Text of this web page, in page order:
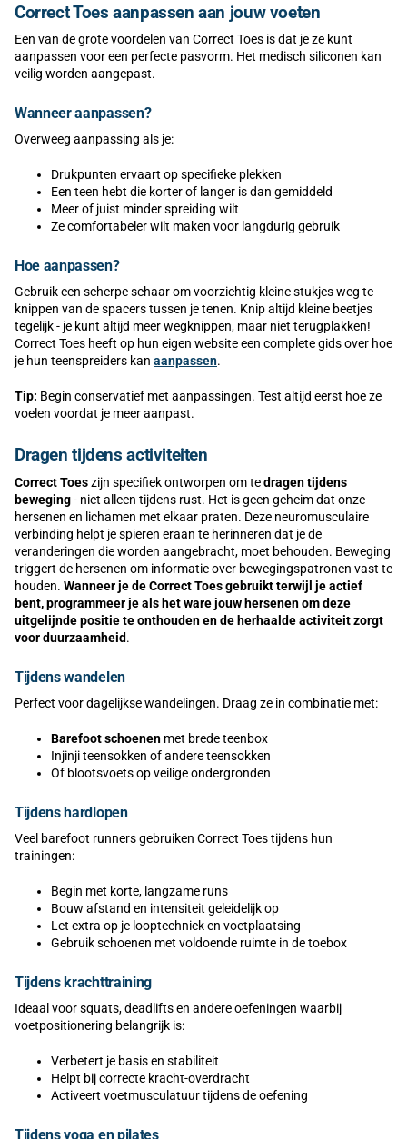
Correct Toes aanpassen aan jouw voeten
Een van de grote voordelen van Correct Toes is dat je ze kunt
aanpassen voor een perfecte pasvorm. Het medisch siliconen kan
veilig worden aangepast.
Wanneer aanpassen?
Overweeg aanpassing als je:
Drukpunten ervaart op specifieke plekken
Een teen hebt die korter of langer is dan gemiddeld
Meer of juist minder spreiding wilt
Ze comfortabeler wilt maken voor langdurig gebruik
Hoe aanpassen?
Gebruik een scherpe schaar om voorzichtig kleine stukjes weg te
knippen van de spacers tussen je tenen. Knip altijd kleine beetjes
tegelijk - je kunt altijd meer wegknippen, maar niet terugplakken!
Correct Toes heeft op hun eigen website een complete gids over hoe
je hun teenspreiders kan aanpassen.
Tip: Begin conservatief met aanpassingen. Test altijd eerst hoe ze
voelen voordat je meer aanpast.
Dragen tijdens activiteiten
Correct Toeszijn specifiek ontworpen om tedragen tijdens
beweging- niet alleen tijdens rust. Het is geen geheim dat onze
hersenen en lichamen met elkaar praten. Deze neuromusculaire
verbinding helpt je spieren eraan te herinneren dat je de
veranderingen die worden aangebracht, moet behouden. Beweging
triggert de hersenen om informatie over bewegingspatronen vast te
houden. Wanneer je de Correct Toes gebruikt terwijl je actief
bent, programmeer je als het ware jouw hersenen om deze
uitgelijnde positie te onthouden en de herhaalde activiteit zorgt
voor duurzaamheid.
Tijdens wandelen
Perfect voor dagelijkse wandelingen. Draag ze in combinatie met:
Barefoot schoenen met brede teenbox
Injinji teensokken of andere teensokken
Of blootsvoets op veilige ondergronden
Tijdens hardlopen
Veel barefoot runners gebruiken Correct Toes tijdens hun
trainingen:
Begin met korte, langzame runs
Bouw afstand en intensiteit geleidelijk op
Let extra op je looptechniek en voetplaatsing
Gebruik schoenen met voldoende ruimte in de toebox
Tijdens krachttraining
Ideaal voor squats, deadlifts en andere oefeningen waarbij
voetpositionering belangrijk is:
Verbetert je basis en stabiliteit
Helpt bij correcte kracht-overdracht
Activeert voetmusculatuur tijdens de oefening
Tijdens yoga en pilates